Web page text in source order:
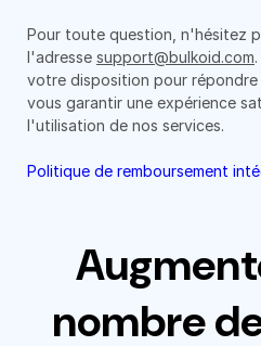
Pour toute question, n'hésitez
l'adresse support@bulkoid.com
votre disposition pour
vous garantir une expérience
l'utilisation de nos services.
Politique de remboursement
nombre